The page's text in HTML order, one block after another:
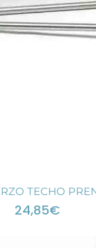
TECHO
24,85€